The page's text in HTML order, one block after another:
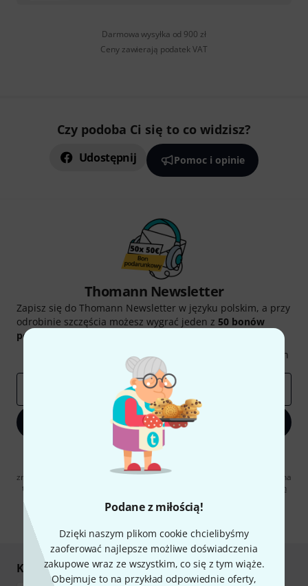
Podane z miłością!
Dzięki naszym plikom cookie chcielibyśmy
zaoferować najlepsze możliwe doświadczenia
zakupowe wraz ze wszystkim, co się z tym wiąże.
Obejmuje to na przykład odpowiednie oferty,
Darmowa wysyłka od 900 zł
Ceny zawierają podatek VAT
Czy podoba Ci się to co widzisz?
Udostępnij Pomoc i opinie
Thomann Newsletter
Zapisz się do Thomann Newsletter w języku polskim, a przy
odrobinie szczęścia możesz wygrać jeden z 50 bonów
podarunkowych
Oferty Spostrzeżenia Thomann
Zapisz się teraz
Klikając na „Zapisz się teraz”, wyrażasz zgodę na otrzymywanie
materialów reklamowych przesyłanych drogą elektroniczną. Możesz
zrezygnować z subskrypcji w dowolnym momencie. Więcej informacji na
temat newslettera można znaleźć w naszych
wytycznych dotyczących
Kupuj i płać bezpiecznie